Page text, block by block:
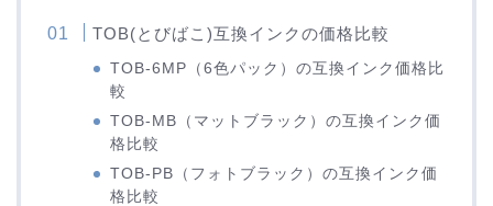
TOB(とびばこ)互換インクの価格比較
TOB-6MP（6色パック）の互換インク価格比
較
TOB-MB（マットブラック）の互換インク価
格比較
TOB-PB（フォトブラック）の互換インク価
格比較